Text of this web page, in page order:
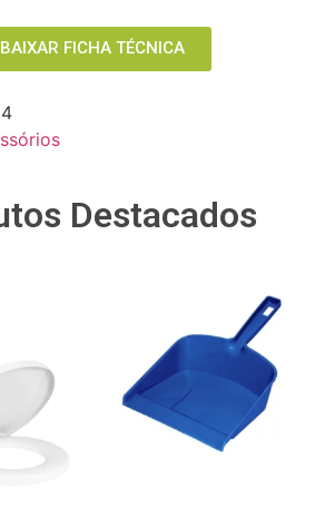
BAIXAR FICHA TÉCNICA
Destacados